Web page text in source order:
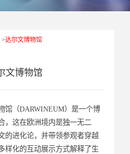
>达尔文博物馆
文博物馆
馆（DARWINEUM）是一个博
，这在欧洲境内是独一无二
的进化论，并带领参观者穿越
样化的互动展示方式解释了生